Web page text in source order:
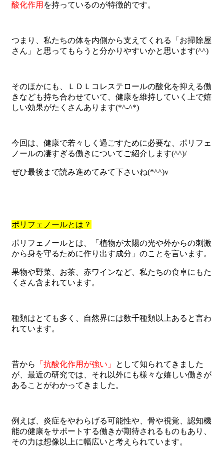
酸化作用 を持っているのが特徴的です。
つまり、私たちの体を内側から支えてくれる「お掃除屋
さん」と思ってもらうと分かりやすいかと思います(^^)
そのほかにも、ＬＤＬコレステロールの酸化を抑える働
きなども持ち合わせていて、健康を維持していく上で嬉
しい効果がたくさんあります(*^-^*)
今回は、健康で若々しく過ごすために必要な、ポリフェ
ノールの凄すぎる働きについてご紹介します(^^)/
ぜひ最後まで読み進めてみて下さいね(*^^)v
ポリフェノールとは？
ポリフェノールとは、「植物が太陽の光や外からの刺激
から身を守るために作り出す成分」のことを言います。
果物や野菜、お茶、赤ワインなど、私たちの食卓にもた
くさん含まれています。
種類はとても多く、自然界には数千種類以上あると言わ
れています。
昔から 「抗酸化作用が強い」
として知られてきました
が、最近の研究では、それ以外にも様々な嬉しい働きが
あることがわかってきました。
例えば、炎症をやわらげる可能性や、骨や視覚、認知機
能の健康をサポートする働きが期待されるものもあり、
その力は想像以上に幅広いと考えられています。